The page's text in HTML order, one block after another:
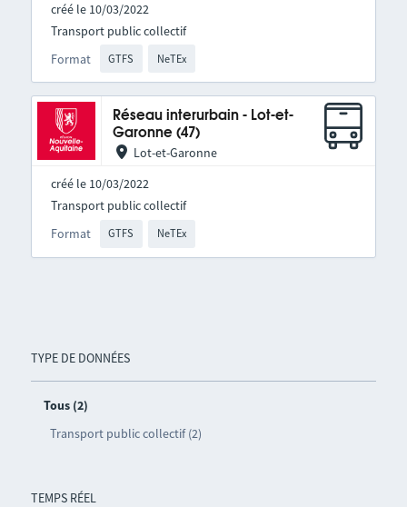
TYPE DE DONNÉES
Tous (2)
Transport public collectif (2)
TEMPS RÉEL
créé le 10/03/2022
Format GTFS NeTEx
Transport public collectif
Réseau interurbain - Lot-et-
Garonne (47)
Lot-et-Garonne
créé le 10/03/2022
Format GTFS NeTEx
Transport public collectif